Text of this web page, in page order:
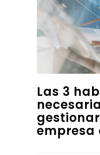
Las 3
empresa